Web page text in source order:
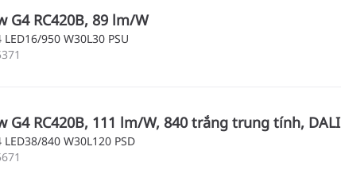
G4 RC420B, 89 lm/W
LED16/950 W30L30 PSU
G4 RC420B, 111 lm/W, 840 trắng trung tính, DALI
LED38/840 W30L120 PSD